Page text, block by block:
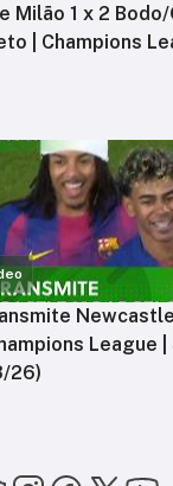
Milão 1 x 2
| Champions
League
26)